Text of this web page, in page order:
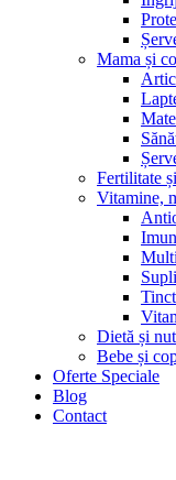
Mama și
Fertilitate
Vitamine,
Dietă și
Bebe și
Oferte Speciale
Blog
Contact